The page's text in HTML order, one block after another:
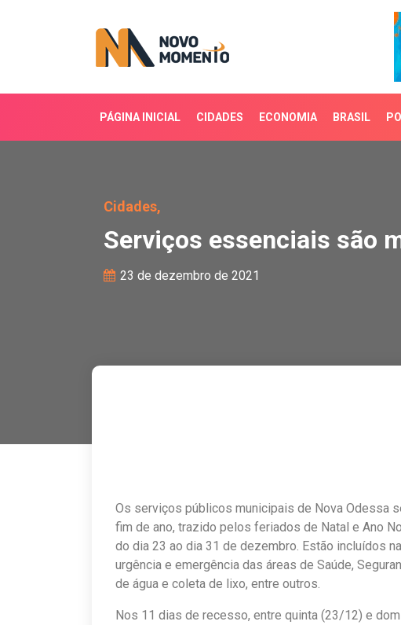
PÁGINA INICIAL CIDADES ECONOMIA BRASIL
Cidades,
Serviços essenciais são
23 de dezembro de 2021
Os serviços públicos municipais de Nova Odessa
fim de ano, trazido pelos feriados de Natal e Ano
do dia 23 ao dia 31 de dezembro. Estão incluídos
urgência e emergência das áreas de Saúde,
de água e coleta de lixo, entre outros.
Nos 11 dias de recesso, entre quinta (23/12) e